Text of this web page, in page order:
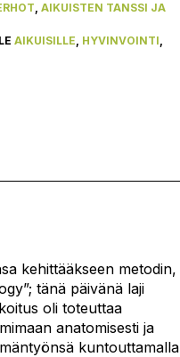
, AIKUISTEN TANSSI JA
AIKUISILLE, HYVINVOINTI,
kehittääkseen metodin,
tänä päivänä laji
oli toteuttaa
anatomisesti ja
kuntouttamalla